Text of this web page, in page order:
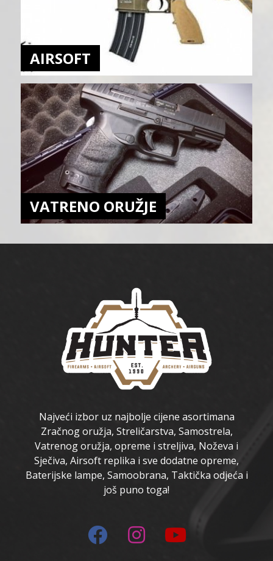
AIRSOFT
VATRENO ORUŽJE
Najveći izbor uz najbolje cijene asortimana
Zračnog oružja, Streličarstva, Samostrela,
Vatrenog oružja, opreme i streljiva, Noževa i
Sječiva, Airsoft replika i sve dodatne opreme,
Baterijske lampe, Samoobrana, Taktička odjeća i
još puno toga!